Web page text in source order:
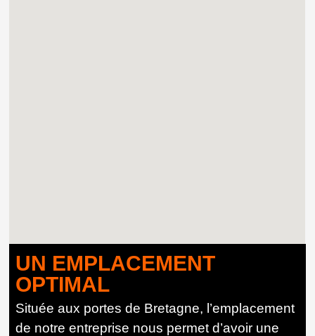
UN EMPLACEMENT
OPTIMAL
Située aux portes de Bretagne, l’emplacement
de notre entreprise nous permet d’avoir une